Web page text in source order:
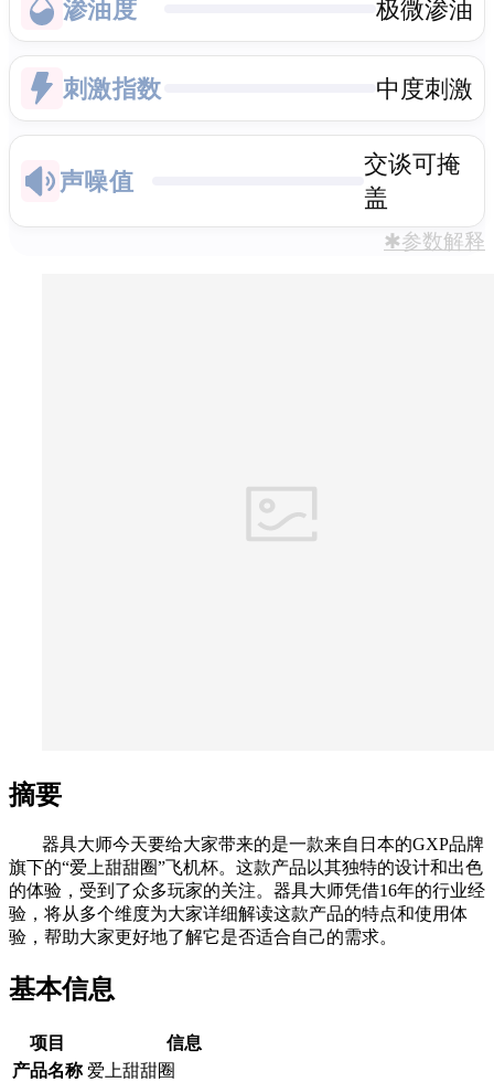
渗油度 极微渗油
刺激指数 中度刺激
声噪值
交谈可掩
盖
✱参数解释
摘要
器具大师今天要给大家带来的是一款来自日本的GXP品牌
旗下的“爱上甜甜圈”飞机杯。这款产品以其独特的设计和出色
的体验，受到了众多玩家的关注。器具大师凭借16年的行业经
验，将从多个维度为大家详细解读这款产品的特点和使用体
验，帮助大家更好地了解它是否适合自己的需求。
基本信息
项目
信息
产品名称 爱上甜甜圈